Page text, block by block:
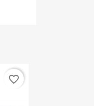
favorite_border